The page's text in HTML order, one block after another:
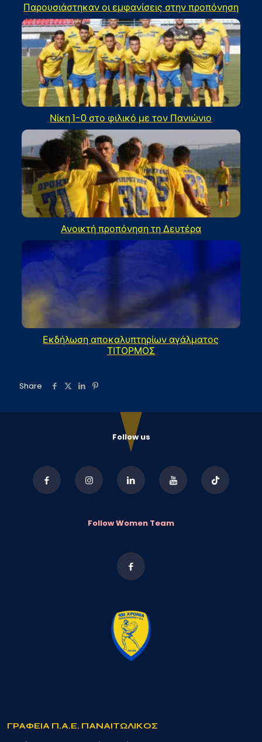
Παρουσιάστηκαν οι εμφανίσεις στην προπόνηση
Νίκη 1-0 στο φιλικό με τον Πανιώνιο
Ανοικτή προπόνηση τη Δευτέρα
Εκδήλωση αποκαλυπτηρίων αγάλματος
ΤΙΤΟΡΜΟΣ
Share
Follow us
Follow Women Team
ΓΡΑΦΕΙΑ Π.Α.Ε. ΠΑΝΑΙΤΩΛΙΚΟΣ